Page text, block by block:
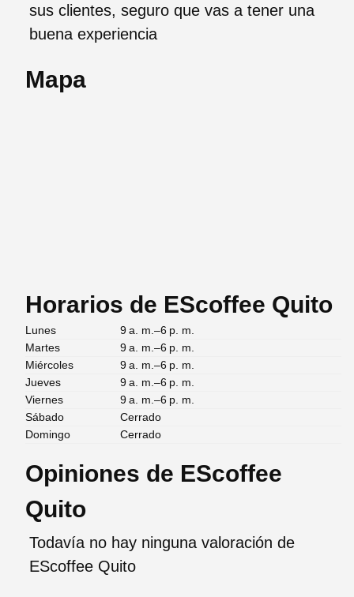
sus clientes, seguro que vas a tener una
buena experiencia
Mapa
Horarios de EScoffee Quito
Lunes
9 a. m.–6 p. m.
Martes
9 a. m.–6 p. m.
Miércoles
9 a. m.–6 p. m.
Jueves
9 a. m.–6 p. m.
Viernes
9 a. m.–6 p. m.
Sábado
Cerrado
Domingo
Cerrado
Opiniones de EScoffee
Quito
Todavía no hay ninguna valoración de
EScoffee Quito